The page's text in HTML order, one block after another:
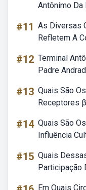
Antônimo Da
#11 As Diversas
Refletem A
#12 Terminal
Padre
#13 Quais São
Receptores
#14 Quais São
Influência
#15 Quais
Participação
Em Quais